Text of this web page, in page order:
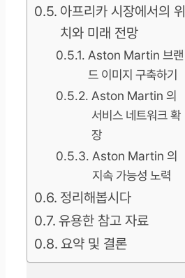
아프리카 시장에서의 위
치와 미래 전망
Aston Martin 브랜
드 이미지 구축하기
Aston Martin 의
서비스 네트워크 확
장
Aston Martin 의
지속 가능성 노력
정리해봅시다
유용한 참고 자료
요약 및 결론